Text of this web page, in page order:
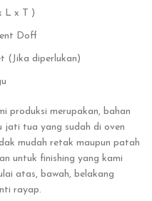
L x T )
Doff
(Jika diperlukan)
produksi merupakan, bahan
jati tua yang sudah di oven
mudah retak maupun patah
untuk finishing yang kami
atas, bawah, belakang
rayap.